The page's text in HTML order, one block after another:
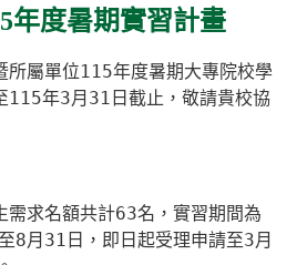
年度暑期實習計畫
所屬單位115年度暑期大專院校學
115年3月 31 日截止，敬請貴校協
需求名額共計63名，實習期間為
8月 31 日，即日起受理申請至3月